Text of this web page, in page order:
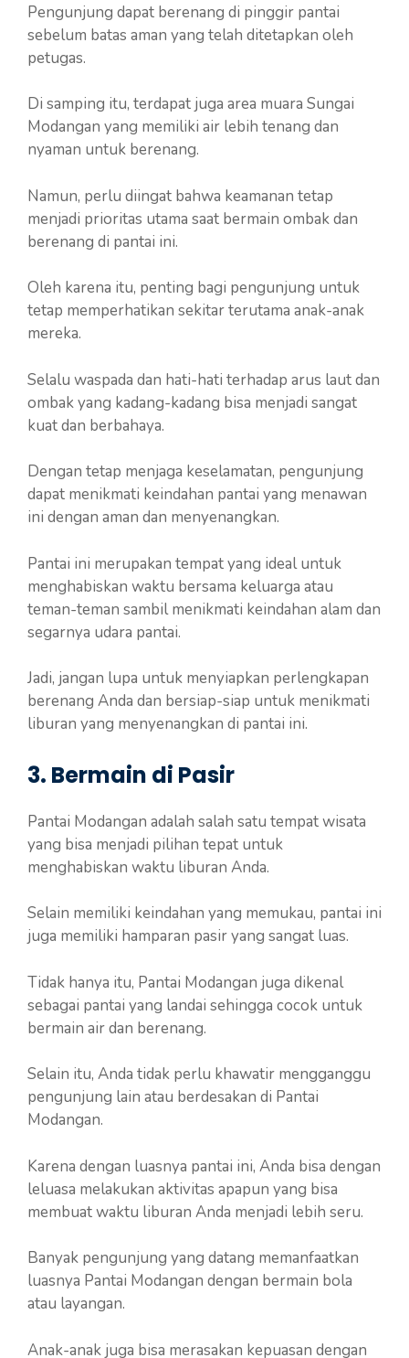
Pengunjung dapat berenang di pinggir pantai
sebelum batas aman yang telah ditetapkan oleh
petugas.
Di samping itu, terdapat juga area muara Sungai
Modangan yang memiliki air lebih tenang dan
nyaman untuk berenang.
Namun, perlu diingat bahwa keamanan tetap
menjadi prioritas utama saat bermain ombak dan
berenang di pantai ini.
Oleh karena itu, penting bagi pengunjung untuk
tetap memperhatikan sekitar terutama anak-anak
mereka.
Selalu waspada dan hati-hati terhadap arus laut dan
ombak yang kadang-kadang bisa menjadi sangat
kuat dan berbahaya.
Dengan tetap menjaga keselamatan, pengunjung
dapat menikmati keindahan pantai yang menawan
ini dengan aman dan menyenangkan.
Pantai ini merupakan tempat yang ideal untuk
menghabiskan waktu bersama keluarga atau
teman-teman sambil menikmati keindahan alam dan
segarnya udara pantai.
Jadi, jangan lupa untuk menyiapkan perlengkapan
berenang Anda dan bersiap-siap untuk menikmati
liburan yang menyenangkan di pantai ini.
3. Bermain di Pasir
Pantai Modangan adalah salah satu tempat wisata
yang bisa menjadi pilihan tepat untuk
menghabiskan waktu liburan Anda.
Selain memiliki keindahan yang memukau, pantai ini
juga memiliki hamparan pasir yang sangat luas.
Tidak hanya itu, Pantai Modangan juga dikenal
sebagai pantai yang landai sehingga cocok untuk
bermain air dan berenang.
Selain itu, Anda tidak perlu khawatir mengganggu
pengunjung lain atau berdesakan di Pantai
Modangan.
Karena dengan luasnya pantai ini, Anda bisa dengan
leluasa melakukan aktivitas apapun yang bisa
membuat waktu liburan Anda menjadi lebih seru.
Banyak pengunjung yang datang memanfaatkan
luasnya Pantai Modangan dengan bermain bola
atau layangan.
Anak-anak juga bisa merasakan kepuasan dengan